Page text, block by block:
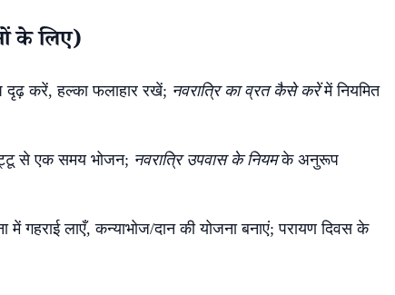
के लिए)
करें, हल्का फलाहार रखें; नवरात्रि का व्रत कैसे करेंमें नियमित
से एक समय भोजन; नवरात्रि उपवास के नियमके अनुरूप
में गहराई लाएँ, कन्याभोज/दान की योजना बनाएं; परायण दिवस के